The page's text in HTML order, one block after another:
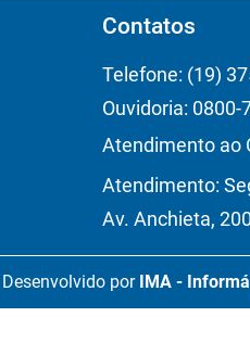
Contatos
Telefone: (19)
Ouvidoria: 0800-
Atendimento ao
Atendimento:
Av. Anchieta,
Desenvolvido por IMA -